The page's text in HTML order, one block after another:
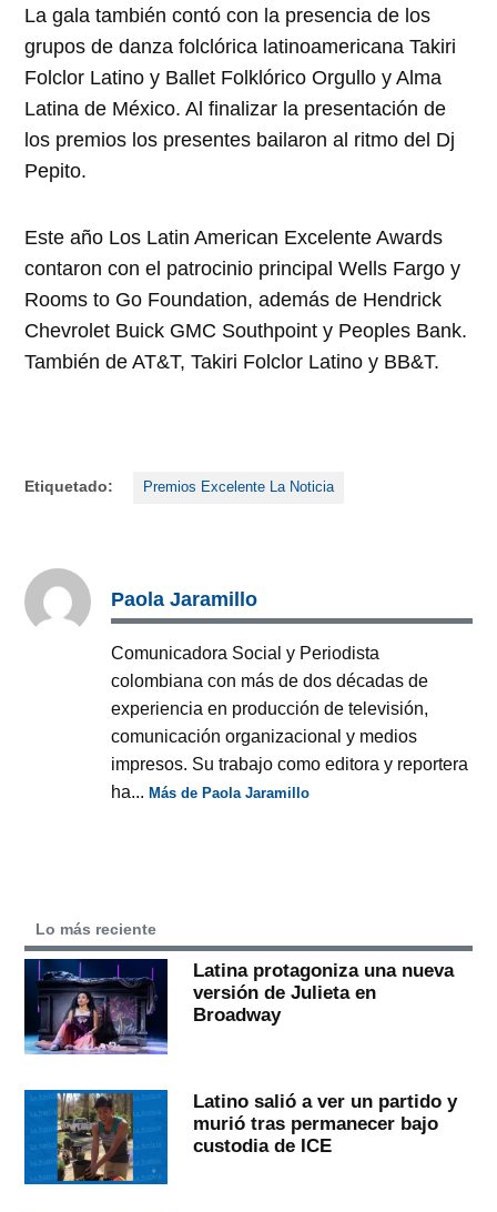
La gala también contó con la presencia de los
grupos de danza folclórica latinoamericana Takiri
Folclor Latino y Ballet Folklórico Orgullo y Alma
Latina de México.Al finalizar la presentación de
los premios los presentes bailaron al ritmo del Dj
Pepito.
Este año Los Latin American Excelente Awards
contaron con el patrocinio principal Wells Fargo y
Rooms to Go Foundation, además de Hendrick
Chevrolet Buick GMC Southpoint y Peoples Bank.
También de AT&T, Takiri Folclor Latino y BB&T.
Etiquetado: Premios Excelente La Noticia
Paola Jaramillo
Comunicadora Social y Periodista
colombiana con más de dos décadas de
experiencia en producción de televisión,
comunicación organizacional y medios
impresos. Su trabajo como editora y reportera
ha...Más de Paola Jaramillo
Lo más reciente
Latina protagoniza una nueva
versión de Julieta en
Broadway
Latino salió a ver un partido y
murió tras permanecer bajo
custodia de ICE